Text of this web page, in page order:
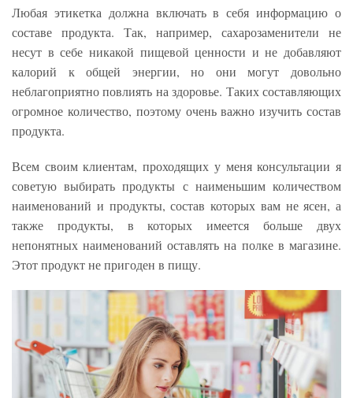
Любая этикетка должна включать в себя информацию о
составе продукта. Так, например, сахарозаменители не
несут в себе никакой пищевой ценности и не добавляют
калорий к общей энергии, но они могут довольно
неблагоприятно повлиять на здоровье. Таких составляющих
огромное количество, поэтому очень важно изучить состав
продукта.
Всем своим клиентам, проходящих у меня консультации я
советую выбирать продукты с наименьшим количеством
наименований и продукты, состав которых вам не ясен, а
также продукты, в которых имеется больше двух
непонятных наименований оставлять на полке в магазине.
Этот продукт не пригоден в пищу.